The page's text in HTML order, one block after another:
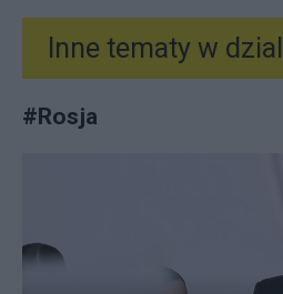
Inne tematy w
#Rosja